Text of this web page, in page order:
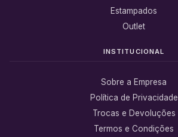
Estampados
Outlet
INSTITUCIONAL
Sobre a Empresa
Política de Privacidade
Trocas e Devoluções
Termos e Condições